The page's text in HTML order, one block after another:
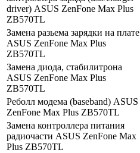
driver) ASUS ZenFone Max Plus
ZB570TL
Замена разьема зарядки на плате
ASUS ZenFone Max Plus
ZB570TL
Замена диода, стабилитрона
ASUS ZenFone Max Plus
ZB570TL
Реболл модема (baseband) ASUS
ZenFone Max Plus ZB570TL
Замена контроллера питания
радиочасти ASUS ZenFone Max
Plus ZB570TL